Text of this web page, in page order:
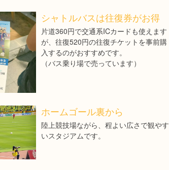
シャトルバスは往復券がお得
片道360円で交通系ICカードも使えます
が、往復520円の往復チケットを事前購
入するのがおすすめです。
（バス乗り場で売っています）
ホームゴール裏から
陸上競技場ながら、程よい広さで観やす
いスタジアムです。